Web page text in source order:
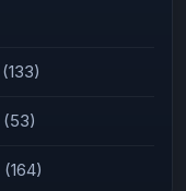
(133)
(53)
(164)